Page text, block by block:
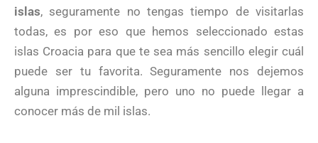
islas, seguramente no tengas tiempo de visitarlas
todas, es por eso que hemos seleccionado estas
islas Croacia para que te sea más sencillo elegir cuál
puede ser tu favorita. Seguramente nos dejemos
alguna imprescindible, pero uno no puede llegar a
conocer más de mil islas.